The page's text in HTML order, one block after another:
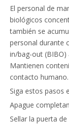
El personal de
biológicos
también se
personal durante
in/bag-out
Mantienen
contacto humano.
Siga estos pasos
Apague
Sellar la puerta